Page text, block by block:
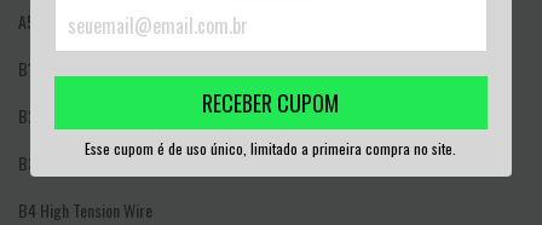
RECEBER CUPOM
Esse cupom é de uso único, limitado a primeira compra no site.
A5
Ain’t Nothin To Do
B1
B2
B3
I Need Lunch
B4 High Tension Wire